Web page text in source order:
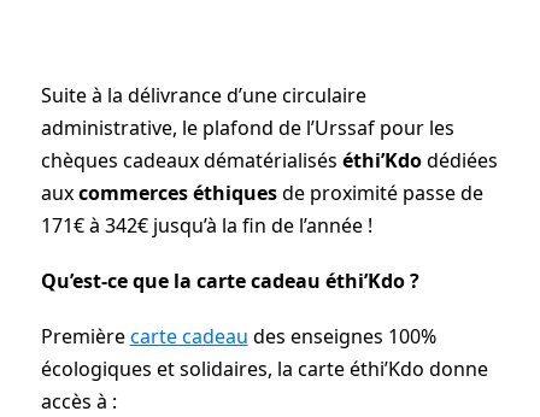
Suite à la délivrance d’une circulaire
administrative, le plafond de l’Urssaf pour les
chèques cadeaux dématérialisés éthi’Kdodédiées
auxcommerces éthiquesde proximité passe de
171€ à 342€ jusqu’à la fin de l’année !
Qu’est-ce que la carte cadeau éthi’Kdo ?
Premièrecarte cadeau des enseignes 100%
écologiques et solidaires, la carte éthi’Kdo donne
accès à :